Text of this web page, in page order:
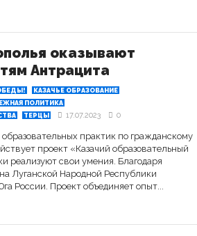
оказывают
Антрацита
КАЗАЧЬЕ ОБРАЗОВАНИЕ
ПОЛИТИКА
ТЕРЦЫ 17.07.2023 0
практик по гражданскому
проект «Казачий образовательный
реализуют свои умения. Благодаря
Луганской Народной Республики
России. Проект объединяет опыт...